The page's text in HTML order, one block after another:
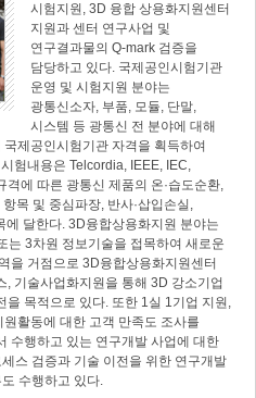
시험지원, 3D 융합 상용화지원센터
지원과 센터 연구사업 및
연구결과물의 Q-mark 검증을
담당하고 있다. 국제공인시험기관
운영 및 시험지원 분야는
광통신소자, 부품, 모듈, 단말,
시스템 등 광통신 전 분야에 대해
제공인시험기관 자격을 획득하여
험내용은 Telcordia, IEEE, IEC,
에 따른 광통신 제품의 온·습도순환,
목 및 중심파장, 반사·삽입손실,
달한다. 3D융합상용화지원 분야는
는 3차원 정보기술을 접목하여 새로운
을 거점으로 3D융합상용화지원센터
기술사업화지원을 통해 3D 강소기업
을 목적으로 있다. 또한 1실 1기업 지원,
활동에 대한 고객 만족도 조사를
수행하고 있는 연구개발 사업에 대한
스 검증과 기술 이전을 위한 연구개발
수행하고 있다.